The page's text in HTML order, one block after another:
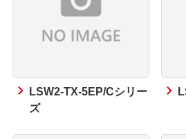
LSW2-TX-5EP/Cシリー
ズ